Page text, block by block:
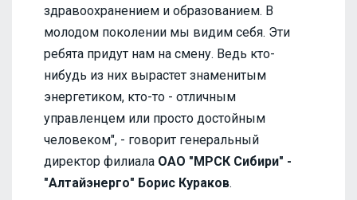
здравоохранением и образованием. В
молодом поколении мы видим себя. Эти
ребята придут нам на смену. Ведь кто-
нибудь из них вырастет знаменитым
энергетиком, кто-то - отличным
управленцем или просто достойным
человеком", - говорит генеральный
директор филиала ОАО "МРСК Сибири" -
"Алтайэнерго" Борис Кураков.